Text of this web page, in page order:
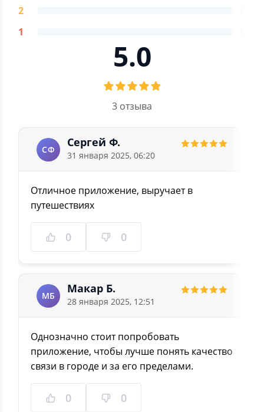
2
1
5.0
3 отзыва
СФ
Сергей Ф.
31 января 2025, 06:20
Отличное приложение, выручает в
путешествиях
0 0
МБ
Макар Б.
28 января 2025, 12:51
Однозначно стоит попробовать
приложение, чтобы лучше понять качество
связи в городе и за его пределами.
0 0